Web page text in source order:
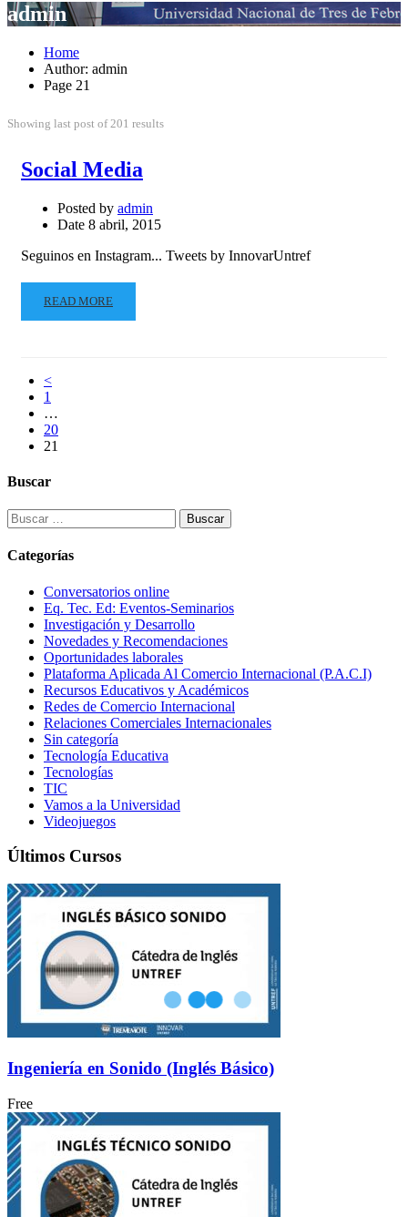
admin
Home
Author: admin
Page 21
Showing last post of 201 results
Social Media
Posted by admin
Date 8 abril, 2015
Seguinos en Instagram... Tweets by InnovarUntref
READ MORE
<
1
…
20
21
Buscar
Buscar:
Categorías
Conversatorios online
Eq. Tec. Ed: Eventos-Seminarios
Investigación y Desarrollo
Novedades y Recomendaciones
Oportunidades laborales
Plataforma Aplicada Al Comercio Internacional (P.A.C.I)
Recursos Educativos y Académicos
Redes de Comercio Internacional
Relaciones Comerciales Internacionales
Sin categoría
Tecnología Educativa
Tecnologías
TIC
Vamos a la Universidad
Videojuegos
Últimos Cursos
Ingeniería en Sonido (Inglés Básico)
Free